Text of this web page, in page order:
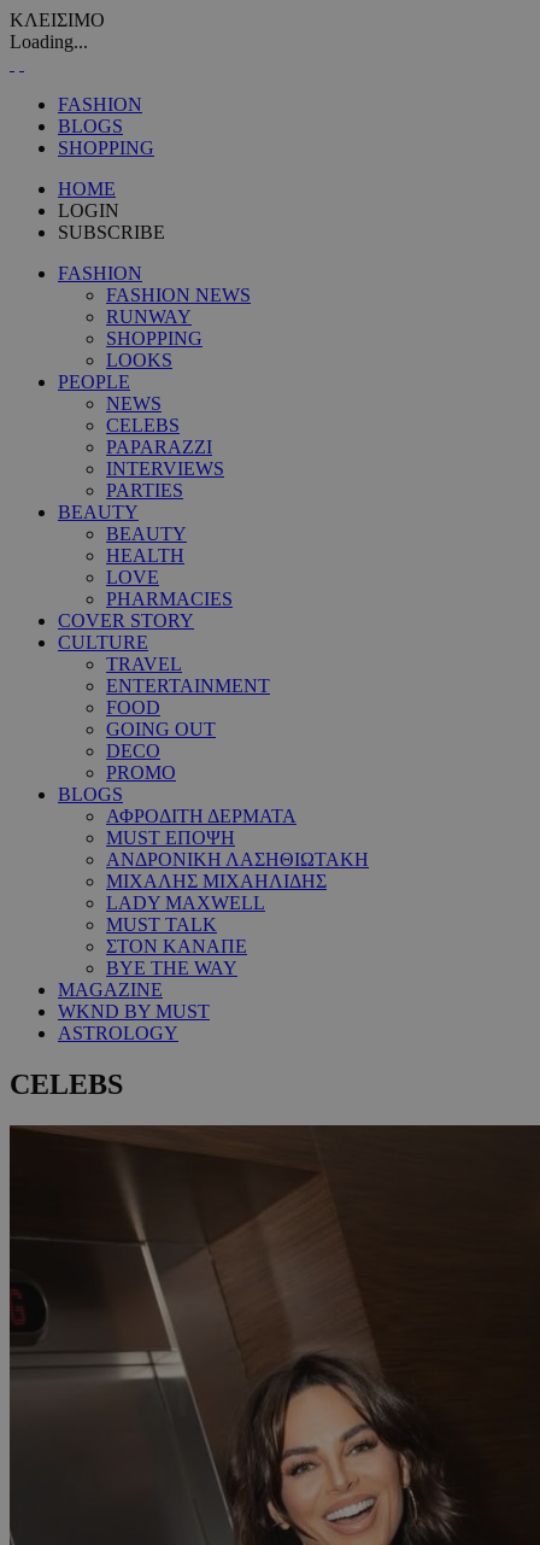
ΚΛΕΙΣΙΜΟ
Loading...
FASHION
BLOGS
SHOPPING
HOME
LOGIN
SUBSCRIBE
FASHION
FASHION NEWS
RUNWAY
SHOPPING
LOOKS
PEOPLE
NEWS
CELEBS
PAPARAZZI
INTERVIEWS
PARTIES
BEAUTY
BEAUTY
HEALTH
LOVE
PHARMACIES
COVER STORY
CULTURE
TRAVEL
ENTERTAINMENT
FOOD
GOING OUT
DECO
PROMO
BLOGS
ΑΦΡΟΔΙΤΗ ΔΕΡΜΑΤΑ
MUST ΕΠΟΨΗ
ΑΝΔΡΟΝΙΚΗ ΛΑΣΗΘΙΩΤΑΚΗ
ΜΙΧΑΛΗΣ ΜΙΧΑΗΛΙΔΗΣ
LADY MAXWELL
MUST TALK
ΣΤΟΝ ΚΑΝΑΠΕ
BYE THE WAY
MAGAZINE
WKND BY MUST
ASTROLOGY
CELEBS